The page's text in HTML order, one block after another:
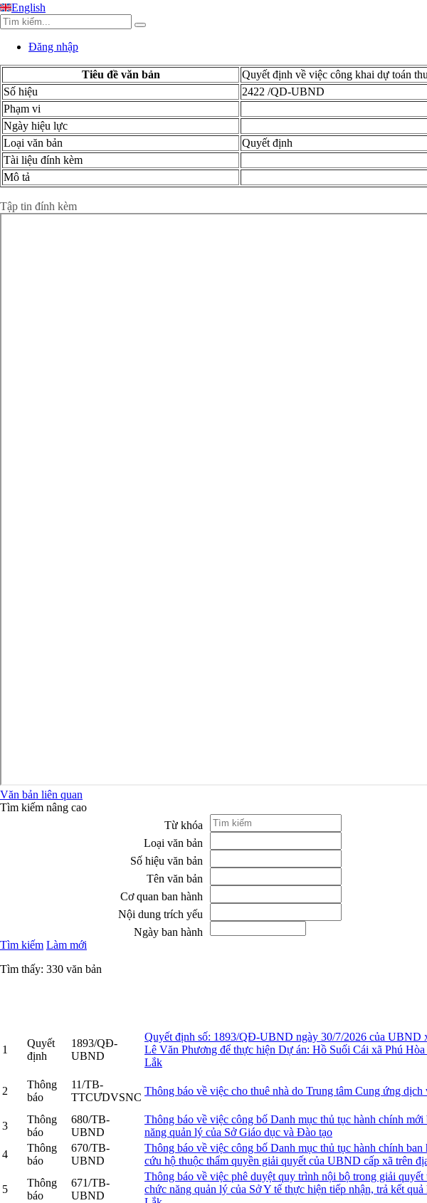
English
Đăng nhập
Tiêu đề văn bản
Quyết định về việc công khai dự toán
Số hiệu
2422 /QD-UBND
Phạm vi
Ngày hiệu lực
Loại văn bản
Quyết định
Tài liệu đính kèm
Mô tả
Tập tin đính kèm
Văn bản liên quan
Tìm kiếm nâng cao
Từ khóa
Loại văn bản
Số hiệu văn bản
Tên văn bản
Cơ quan ban hành
Nội dung trích yếu
Ngày ban hành
Tìm kiếm Làm mới
Tìm thấy: 330 văn bản
1
Quyết
định
1893/QĐ-
UBND
Quyết định số: 1893/QĐ-UBND ngày 30/7/2026 của UBND
Lê Văn Phương để thực hiện Dự án: Hồ Suối Cái xã Phú
Lắk
2
Thông
báo
11/TB-
TTCƯDVSNC
Thông báo về việc cho thuê nhà do Trung tâm Cung ứng
3
Thông
báo
680/TB-
UBND
Thông báo về việc công bố Danh mục thủ tục hành chính
năng quản lý của Sở Giáo dục và Đào tạo
4
Thông
báo
670/TB-
UBND
Thông báo về việc công bố Danh mục thủ tục hành chính
cứu hộ thuộc thẩm quyền giải quyết của UBND cấp xã trên
5
Thông
báo
671/TB-
UBND
Thông báo về việc phê duyệt quy trình nội bộ trong giải
chức năng quản lý của Sở Y tế thực hiện tiếp nhận, trả kết